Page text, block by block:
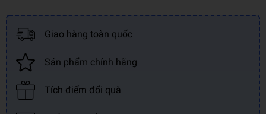
Giao hàng toàn quốc
Sản phẩm chính hãng
Tích điểm đổi quà